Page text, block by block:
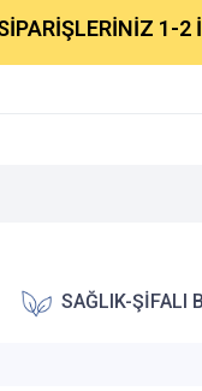
1-2 İÇİNDE
SAĞLIK-ŞİFALI